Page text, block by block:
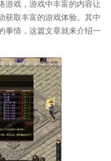
游戏，游戏中丰富的内容让
获取丰富的游戏体验。其中
事情，这篇文章就来介绍一